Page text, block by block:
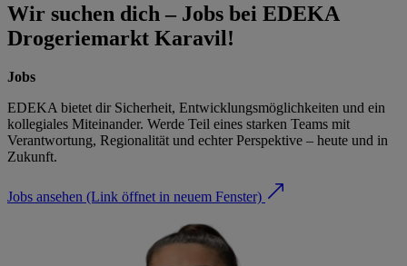
Wir suchen dich – Jobs bei EDEKA
Drogeriemarkt Karavil!
Jobs
EDEKA bietet dir Sicherheit, Entwicklungsmöglichkeiten und ein
kollegiales Miteinander. Werde Teil eines starken Teams mit
Verantwortung, Regionalität und echter Perspektive – heute und in
Zukunft.
Jobs ansehen (Link öffnet in neuem Fenster)